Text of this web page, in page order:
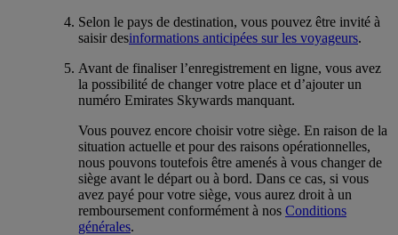
Selon le pays de destination, vous pouvez être invité à
saisir desinformations anticipées sur les voyageurs.
Avant de finaliser l’enregistrement en ligne, vous avez
la possibilité de changer votre place et d’ajouter un
numéro Emirates Skywards manquant.
Vous pouvez encore choisir votre siège. En raison de la
situation actuelle et pour des raisons opérationnelles,
nous pouvons toutefois être amenés à vous changer de
siège avant le départ ou à bord. Dans ce cas, si vous
avez payé pour votre siège, vous aurez droit à un
remboursement conformément à nos Conditions
générales.